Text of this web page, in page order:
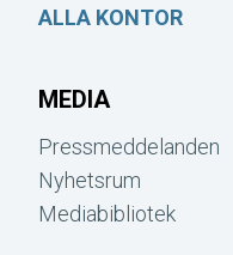
ALLA KONTOR
MEDIA
Pressmeddelanden
Nyhetsrum
Mediabibliotek